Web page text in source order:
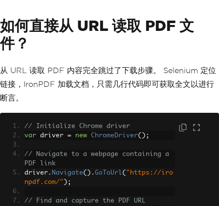
如何直接从 URL 读取 PDF 文
件？
从 URL 读取 PDF 内容完全跳过了下载步骤。 Selenium 定位
链接，IronPDF 加载文档，只需几行代码即可获取全文以进行
断言。
// Initialize Chrome driver
var driver = new ChromeDriver();
// Navigate to a webpage containing a
PDF link
driver . Navigate(). GoToUrl( "https://iro
npdf.com/" );
// Find and capture the PDF URL